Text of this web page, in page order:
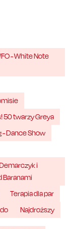
- White Note
50 twarzy Greya
- Dance Show
i
Baranami
Terapia dla par
Najdroższy